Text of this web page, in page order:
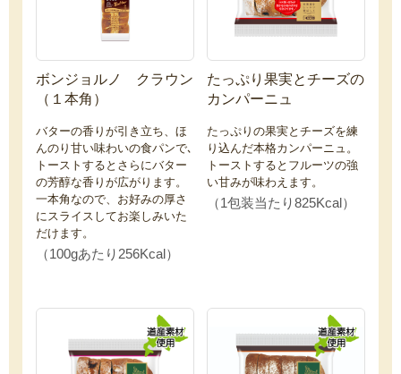
ボンジョルノ クラウン
（１本角）
バターの香りが引き立ち、ほ
んのり甘い味わいの食パンで､
トーストするとさらにバター
の芳醇な香りが広がります。
一本角なので、お好みの厚さ
にスライスしてお楽しみいた
だけます。
（100gあたり256Kcal）
たっぷり果実とチーズの
カンパーニュ
たっぷりの果実とチーズを練
り込んだ本格カンパーニュ。
トーストするとフルーツの強
い甘みが味わえます。
（1包装当たり825Kcal）